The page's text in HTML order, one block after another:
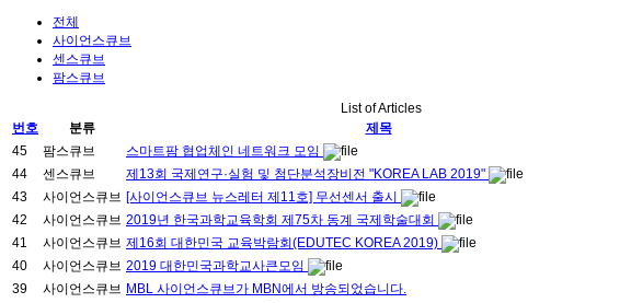
전체
사이언스큐브
센스큐브
팜스큐브
List of Articles
번호
분류 제목
45
팜스큐브 스마트팜 협업체인 네트워크 모임
44
센스큐브 제13회 국제연구·실험 및 첨단분석장비전 "KOREA LAB 2019"
43
사이언스큐브 [사이언스큐브 뉴스레터 제11호] 무선센서 출시
42
사이언스큐브 2019년 한국과학교육학회 제75차 동계 국제학술대회
41
사이언스큐브 제16회 대한민국 교육박람회(EDUTEC KOREA 2019)
40
사이언스큐브 2019 대한민국과학교사큰모임
39
사이언스큐브 MBL 사이언스큐브가 MBN에서 방송되었습니다.